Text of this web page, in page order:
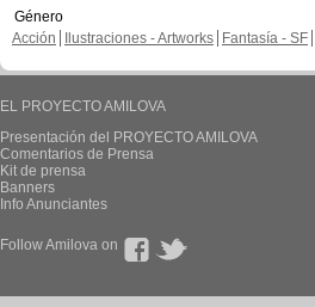
Género
Acción
Ilustraciones - Artworks Fantasía - SF
EL PROYECTO AMILOVA
Presentación del PROYECTO AMILOVA
Comentarios de Prensa
Kit de prensa
Banners
Info Anunciantes
Follow Amilova on